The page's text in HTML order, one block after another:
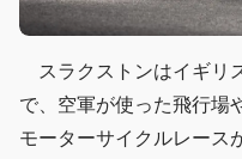
スラクストンはイギリ
で、空軍が使った飛行場
モーターサイクルレース